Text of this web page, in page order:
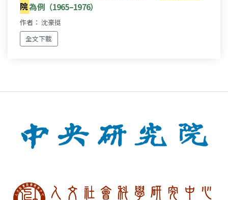
院為例（1965–1976）
作者： 沈豪挺
全文下載